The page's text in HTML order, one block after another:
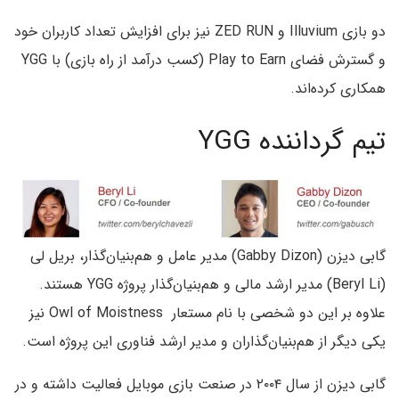
دو بازی Illuvium و ZED RUN نیز برای افزایش تعداد کاربران خود
و گسترش فضای Play to Earn (کسب درآمد از راه بازی) با YGG
همکاری کرده‌اند.
تیم گرداننده YGG
گابی دیزن (Gabby Dizon) مدیر عامل و هم‌بنیان‌گذار، بریل لی
(Beryl Li) مدیر ارشد مالی و هم‌بنیان‌گذار پروژه YGG هستند.
علاوه بر این دو شخصی با نام مستعار Owl of Moistness نیز
یکی دیگر از هم‌بنیان‌گذاران و مدیر ارشد فناوری این پروژه است.
گابی دیزن از سال ۲۰۰۴ در صنعت بازی موبایل فعالیت داشته و در